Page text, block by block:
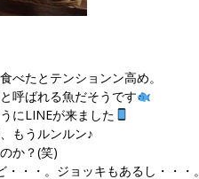
べたとテンションン高め。
呼ばれる魚だそうです
にLINEが来ました
もうルンルン♪
か？(笑)
・・。ジョッキもあるし・・・。